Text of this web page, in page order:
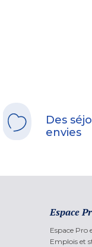
Des
envies
Espace
Espace Pro
Emplois et